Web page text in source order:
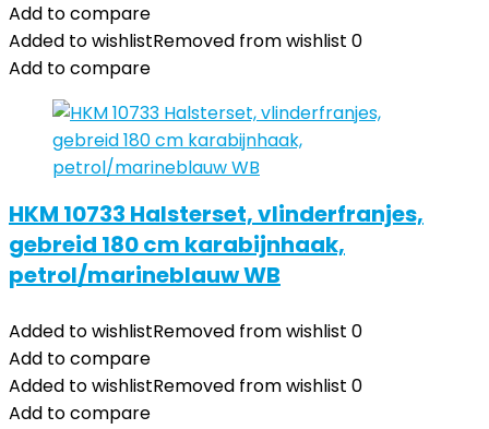
Add to compare
Added to wishlistRemoved from wishlist 0
Add to compare
HKM 10733 Halsterset, vlinderfranjes,
gebreid 180 cm karabijnhaak,
petrol/marineblauw WB
Added to wishlistRemoved from wishlist 0
Add to compare
Added to wishlistRemoved from wishlist 0
Add to compare